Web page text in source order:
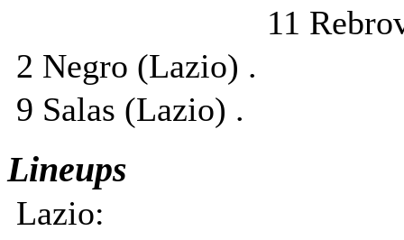
11
2 Negro (Lazio) .
9 Salas (Lazio) .
Lineups
Lazio: